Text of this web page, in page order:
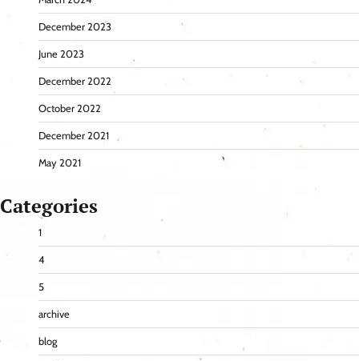
December 2023
June 2023
December 2022
October 2022
December 2021
May 2021
Categories
1
4
5
archive
blog